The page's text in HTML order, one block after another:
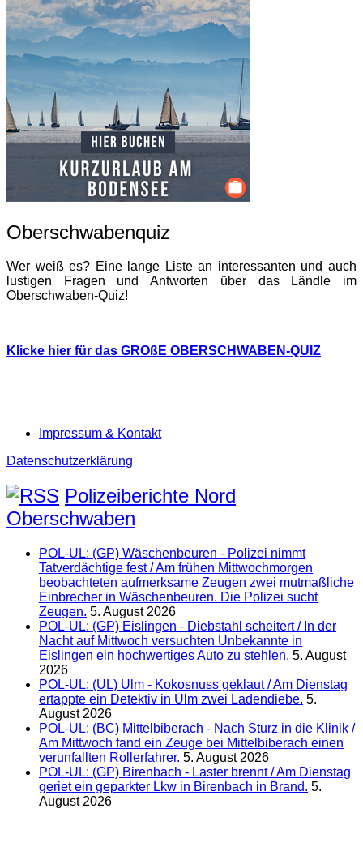
Oberschwabenquiz
Wer weiß es? Eine lange Liste an interessanten und auch
lustigen Fragen und Antworten über das Ländle im
Oberschwaben-Quiz!
Klicke hier für das GROßE OBERSCHWABEN-QUIZ
Impressum & Kontakt
Datenschutzerklärung
Polizeiberichte Nord
Oberschwaben
POL-UL: (GP) Wäschenbeuren - Polizei nimmt
Tatverdächtige fest / Am frühen Mittwochmorgen
beobachteten aufmerksame Zeugen zwei mutmaßliche
Einbrecher in Wäschenbeuren. Die Polizei sucht
Zeugen. 5. August 2026
POL-UL: (GP) Eislingen - Diebstahl scheitert / In der
Nacht auf Mittwoch versuchten Unbekannte in
Eislingen ein hochwertiges Auto zu stehlen. 5. August
2026
POL-UL: (UL) Ulm - Kokosnuss geklaut / Am Dienstag
ertappte ein Detektiv in Ulm zwei Ladendiebe. 5.
August 2026
POL-UL: (BC) Mittelbiberach - Nach Sturz in die Klinik /
Am Mittwoch fand ein Zeuge bei Mittelbiberach einen
verunfallten Rollerfahrer. 5. August 2026
POL-UL: (GP) Birenbach - Laster brennt / Am Dienstag
geriet ein geparkter Lkw in Birenbach in Brand. 5.
August 2026